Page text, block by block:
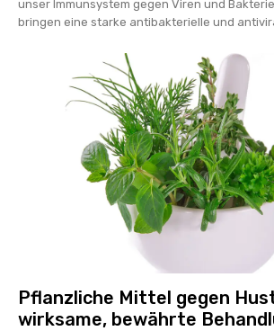
unser Immunsystem gegen Viren und
bringen eine starke antibakterielle und
Pflanzliche Mittel gegen
wirksame, bewährte